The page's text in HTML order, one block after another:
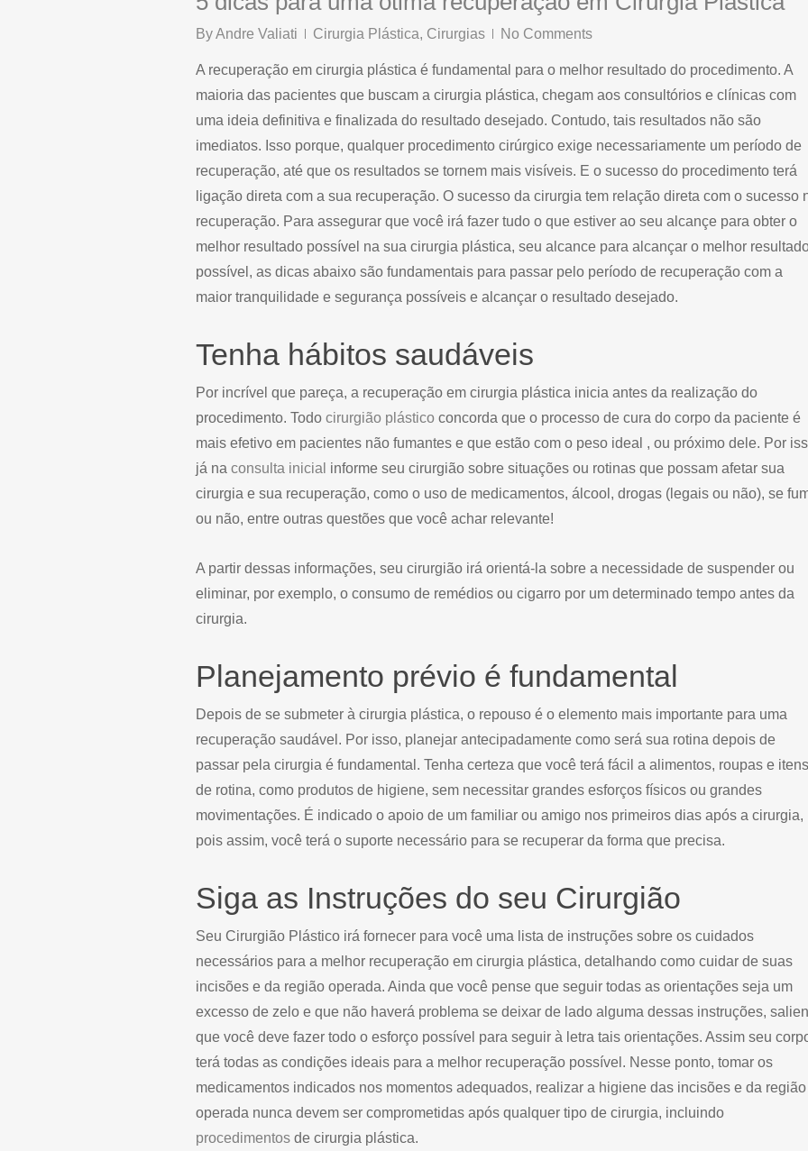
ByAndre Valiati Cirurgia Plástica, Cirurgias No Comments
A recuperação em cirurgia plástica é fundamental para o melhor resultado do procedimento. A
maioria das pacientes que buscam a cirurgia plástica, chegam aos consultórios e clínicas com
uma ideia definitiva e finalizada do resultado desejado. Contudo, tais resultados não são
imediatos. Isso porque, qualquer procedimento cirúrgico exige necessariamente um período de
recuperação, até que os resultados se tornem mais visíveis. E o sucesso do procedimento terá
ligação direta com a sua recuperação. O sucesso da cirurgia tem relação direta com o sucesso
recuperação. Para assegurar que você irá fazer tudo o que estiver ao seu alcançe para obter o
melhor resultado possível na sua cirurgia plástica, seu alcance para alcançar o melhor
possível, as dicas abaixo são fundamentais para passar pelo período de recuperação com a
maior tranquilidade e segurança possíveis e alcançar o resultado desejado.
Tenha hábitos saudáveis
Por incrível que pareça, a recuperação em cirurgia plástica inicia antes da realização do
procedimento. Todo cirurgião plástico concorda que o processo de cura do corpo da paciente é
mais efetivo em pacientes não fumantes e que estão com o peso ideal , ou próximo dele. Por
já na consulta inicial informe seu cirurgião sobre situações ou rotinas que possam afetar sua
cirurgia e sua recuperação, como o uso de medicamentos, álcool, drogas (legais ou não), se
ou não, entre outras questões que você achar relevante!
A partir dessas informações, seu cirurgião irá orientá-la sobre a necessidade de suspender ou
eliminar, por exemplo, o consumo de remédios ou cigarro por um determinado tempo antes da
cirurgia.
Planejamento prévio é fundamental
Depois de se submeter à cirurgia plástica, o repouso é o elemento mais importante para uma
recuperação saudável. Por isso, planejar antecipadamente como será sua rotina depois de
passar pela cirurgia é fundamental. Tenha certeza que você terá fácil a alimentos, roupas e itens
de rotina, como produtos de higiene, sem necessitar grandes esforços físicos ou grandes
movimentações. É indicado o apoio de um familiar ou amigo nos primeiros dias após a cirurgia,
pois assim, você terá o suporte necessário para se recuperar da forma que precisa.
Siga as Instruções do seu Cirurgião
Seu Cirurgião Plástico irá fornecer para você uma lista de instruções sobre os cuidados
necessários para a melhor recuperação em cirurgia plástica, detalhando como cuidar de suas
incisões e da região operada. Ainda que você pense que seguir todas as orientações seja um
excesso de zelo e que não haverá problema se deixar de lado alguma dessas instruções,
que você deve fazer todo o esforço possível para seguir à letra tais orientações. Assim seu
terá todas as condições ideais para a melhor recuperação possível. Nesse ponto, tomar os
medicamentos indicados nos momentos adequados, realizar a higiene das incisões e da região
operada nunca devem ser comprometidas após qualquer tipo de cirurgia, incluindo
procedimentos de cirurgia plástica.